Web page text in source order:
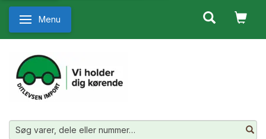
Skifte navigation
Menu